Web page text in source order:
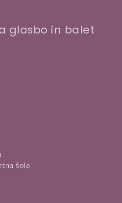
glasbo in balet
šola